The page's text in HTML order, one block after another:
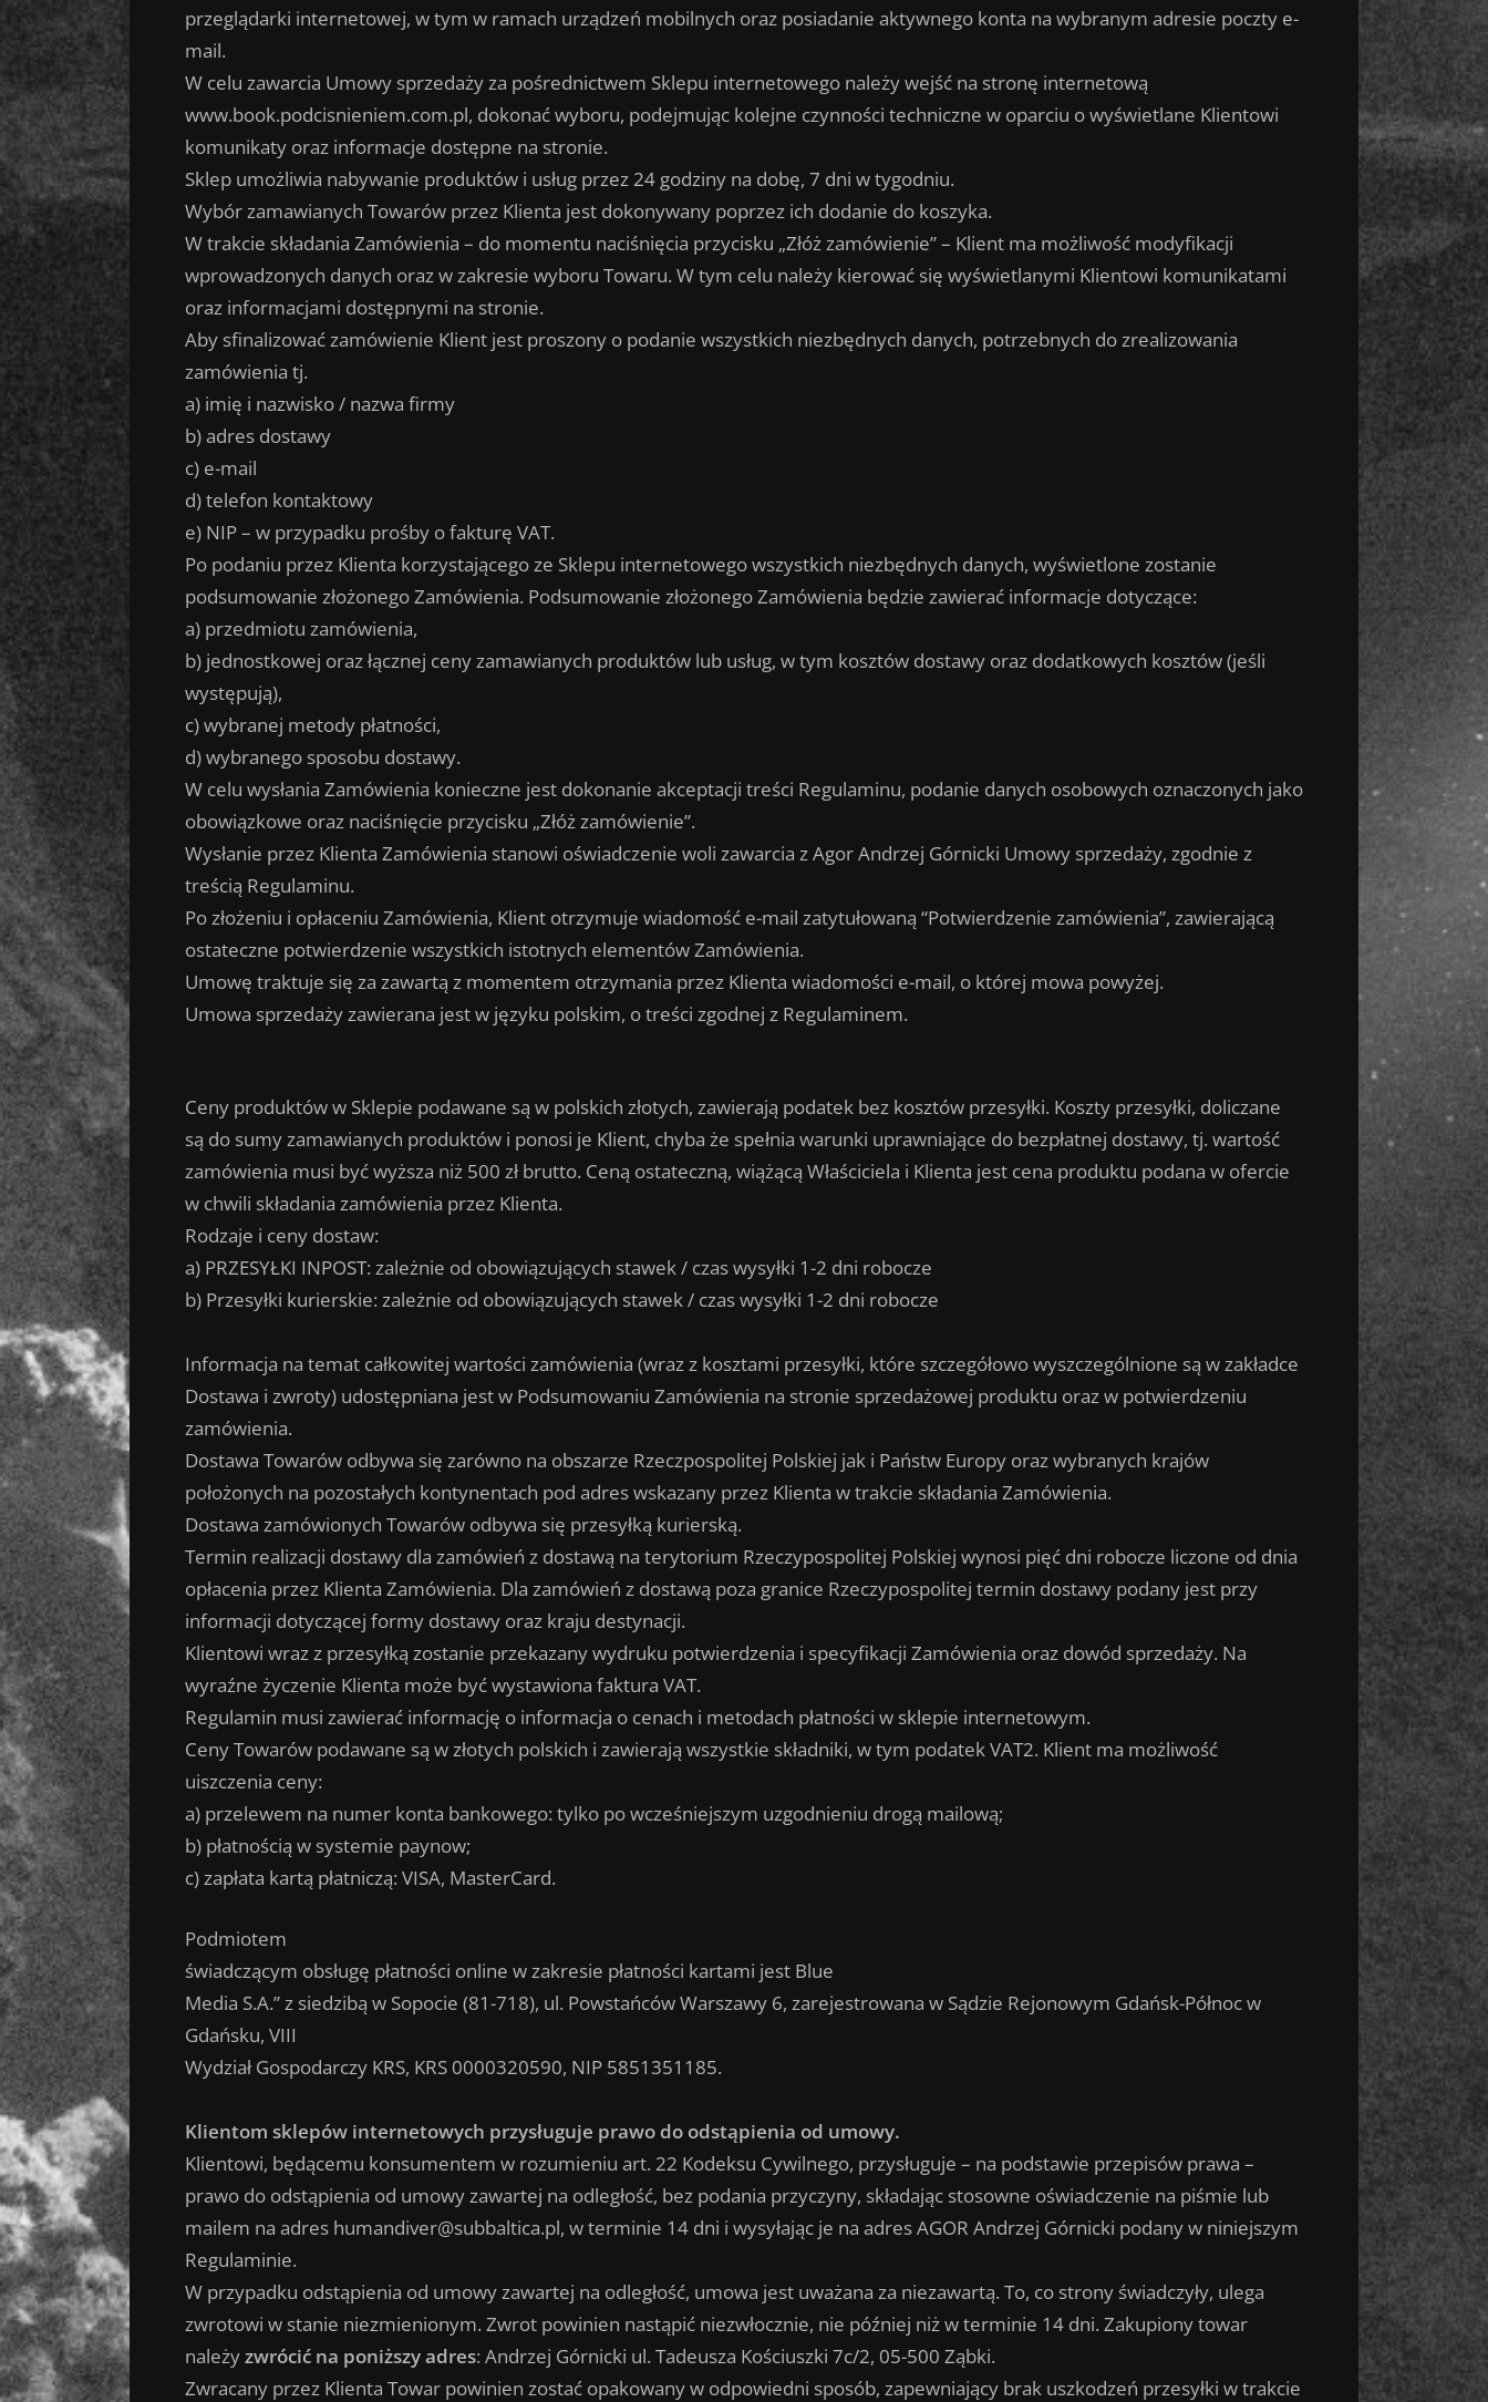
przeglądarki internetowej, w tym w ramach urządzeń mobilnych oraz posiadanie aktywnego konta na wybranym adresie poczty e-
mail.
W celu zawarcia Umowy sprzedaży za pośrednictwem Sklepu internetowego należy wejść na stronę internetową
www.book.podcisnieniem.com.pl, dokonać wyboru, podejmując kolejne czynności techniczne w oparciu o wyświetlane Klientowi
komunikaty oraz informacje dostępne na stronie.
Sklep umożliwia nabywanie produktów i usług przez 24 godziny na dobę, 7 dni w tygodniu.
Wybór zamawianych Towarów przez Klienta jest dokonywany poprzez ich dodanie do koszyka.
W trakcie składania Zamówienia – do momentu naciśnięcia przycisku „Złóż zamówienie” – Klient ma możliwość modyfikacji
wprowadzonych danych oraz w zakresie wyboru Towaru. W tym celu należy kierować się wyświetlanymi Klientowi komunikatami
oraz informacjami dostępnymi na stronie.
Aby sfinalizować zamówienie Klient jest proszony o podanie wszystkich niezbędnych danych, potrzebnych do zrealizowania
zamówienia tj.
a) imię i nazwisko / nazwa firmy
b) adres dostawy
c) e-mail
d) telefon kontaktowy
e) NIP – w przypadku prośby o fakturę VAT.
Po podaniu przez Klienta korzystającego ze Sklepu internetowego wszystkich niezbędnych danych, wyświetlone zostanie
podsumowanie złożonego Zamówienia. Podsumowanie złożonego Zamówienia będzie zawierać informacje dotyczące:
a) przedmiotu zamówienia,
b) jednostkowej oraz łącznej ceny zamawianych produktów lub usług, w tym kosztów dostawy oraz dodatkowych kosztów (jeśli
występują),
c) wybranej metody płatności,
d) wybranego sposobu dostawy.
W celu wysłania Zamówienia konieczne jest dokonanie akceptacji treści Regulaminu, podanie danych osobowych oznaczonych jako
obowiązkowe oraz naciśnięcie przycisku „Złóż zamówienie”.
Wysłanie przez Klienta Zamówienia stanowi oświadczenie woli zawarcia z Agor Andrzej Górnicki Umowy sprzedaży, zgodnie z
treścią Regulaminu.
Po złożeniu i opłaceniu Zamówienia, Klient otrzymuje wiadomość e-mail zatytułowaną “Potwierdzenie zamówienia”, zawierającą
ostateczne potwierdzenie wszystkich istotnych elementów Zamówienia.
Umowę traktuje się za zawartą z momentem otrzymania przez Klienta wiadomości e-mail, o której mowa powyżej.
Umowa sprzedaży zawierana jest w języku polskim, o treści zgodnej z Regulaminem.
Ceny produktów w Sklepie podawane są w polskich złotych, zawierają podatek bez kosztów przesyłki. Koszty przesyłki, doliczane
są do sumy zamawianych produktów i ponosi je Klient, chyba że spełnia warunki uprawniające do bezpłatnej dostawy, tj. wartość
zamówienia musi być wyższa niż 500 zł brutto. Ceną ostateczną, wiążącą Właściciela i Klienta jest cena produktu podana w ofercie
w chwili składania zamówienia przez Klienta.
Rodzaje i ceny dostaw:
a) PRZESYŁKI INPOST: zależnie od obowiązujących stawek / czas wysyłki 1-2 dni robocze
b) Przesyłki kurierskie: zależnie od obowiązujących stawek / czas wysyłki 1-2 dni robocze
Informacja na temat całkowitej wartości zamówienia (wraz z kosztami przesyłki, które szczegółowo wyszczególnione są w zakładce
Dostawa i zwroty) udostępniana jest w Podsumowaniu Zamówienia na stronie sprzedażowej produktu oraz w potwierdzeniu
zamówienia.
Dostawa Towarów odbywa się zarówno na obszarze Rzeczpospolitej Polskiej jak i Państw Europy oraz wybranych krajów
położonych na pozostałych kontynentach pod adres wskazany przez Klienta w trakcie składania Zamówienia.
Dostawa zamówionych Towarów odbywa się przesyłką kurierską.
Termin realizacji dostawy dla zamówień z dostawą na terytorium Rzeczypospolitej Polskiej wynosi pięć dni robocze liczone od dnia
opłacenia przez Klienta Zamówienia. Dla zamówień z dostawą poza granice Rzeczypospolitej termin dostawy podany jest przy
informacji dotyczącej formy dostawy oraz kraju destynacji.
Klientowi wraz z przesyłką zostanie przekazany wydruku potwierdzenia i specyfikacji Zamówienia oraz dowód sprzedaży. Na
wyraźne życzenie Klienta może być wystawiona faktura VAT.
Regulamin musi zawierać informację o informacja o cenach i metodach płatności w sklepie internetowym.
Ceny Towarów podawane są w złotych polskich i zawierają wszystkie składniki, w tym podatek VAT2. Klient ma możliwość
uiszczenia ceny:
a) przelewem na numer konta bankowego: tylko po wcześniejszym uzgodnieniu drogą mailową;
b) płatnością w systemie paynow;
c) zapłata kartą płatniczą: VISA, MasterCard.
Podmiotem
świadczącym obsługę płatności online w zakresie płatności kartami jest Blue
Media S.A.” z siedzibą w Sopocie (81-718), ul. Powstańców Warszawy 6, zarejestrowana w Sądzie Rejonowym Gdańsk-Północ w
Gdańsku, VIII
Wydział Gospodarczy KRS, KRS 0000320590, NIP 5851351185.
Klientom sklepów internetowych przysługuje prawo do odstąpienia od umowy.
Klientowi, będącemu konsumentem w rozumieniu art. 22 Kodeksu Cywilnego, przysługuje – na podstawie przepisów prawa –
prawo do odstąpienia od umowy zawartej na odległość, bez podania przyczyny, składając stosowne oświadczenie na piśmie lub
mailem na adres humandiver@subbaltica.pl, w terminie 14 dni i wysyłając je na adres AGOR Andrzej Górnicki podany w niniejszym
Regulaminie.
W przypadku odstąpienia od umowy zawartej na odległość, umowa jest uważana za niezawartą. To, co strony świadczyły, ulega
zwrotowi w stanie niezmienionym. Zwrot powinien nastąpić niezwłocznie, nie później niż w terminie 14 dni. Zakupiony towar
należyzwrócić na poniższy adres: Andrzej Górnicki ul. Tadeusza Kościuszki 7c/2, 05-500 Ząbki.
Zwracany przez Klienta Towar powinien zostać opakowany w odpowiedni sposób, zapewniający brak uszkodzeń przesyłki w trakcie